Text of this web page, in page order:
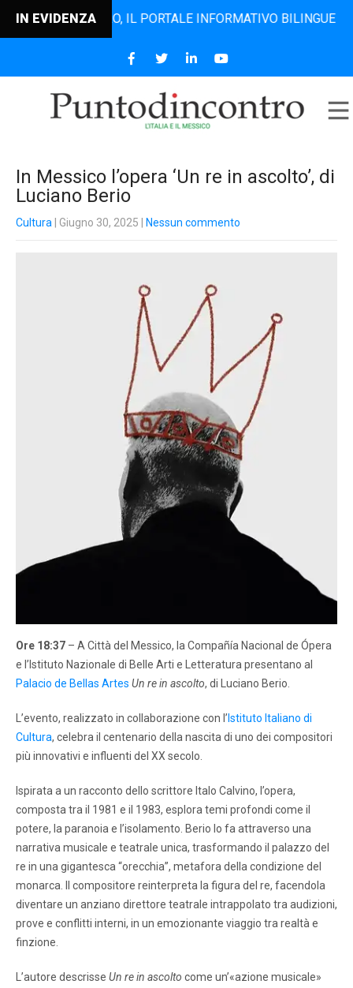
IN EVIDENZAIL PORTALE INFORMATIVO BILINGUE CHE
In Messico l’opera ‘Un re in ascolto’, di
Luciano Berio
Cultura | Giugno 30, 2025 Nessun commento
Ore 18:37 – A Città del Messico, la Compañía Nacional de Ópera
e l’Istituto Nazionale di Belle Arti e Letteratura presentano al
Palacio de Bellas Artes Un re in ascolto, di Luciano Berio.
L’evento, realizzato in collaborazione con l’ Istituto Italiano di
Cultura, celebra il centenario della nascita di uno dei compositori
più innovativi e influenti del XX secolo.
Ispirata a un racconto dello scrittore Italo Calvino, l’opera,
composta tra il 1981 e il 1983, esplora temi profondi come il
potere, la paranoia e l’isolamento. Berio lo fa attraverso una
narrativa musicale e teatrale unica, trasformando il palazzo del
re in una gigantesca “orecchia”, metafora della condizione del
monarca. Il compositore reinterpreta la figura del re, facendola
diventare un anziano direttore teatrale intrappolato tra audizioni,
prove e conflitti interni, in un emozionante viaggio tra realtà e
finzione.
L’autore descrisse Un re in ascolto come un’«azione musicale»